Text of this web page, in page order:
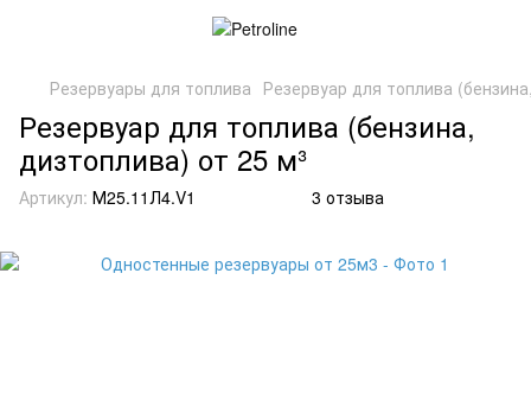
Резервуары для топлива Резервуар для топлива
Резервуар для топлива (бензина,
дизтоплива) от 25 м³
Артикул: М25.11Л4.V1 3 отзыва